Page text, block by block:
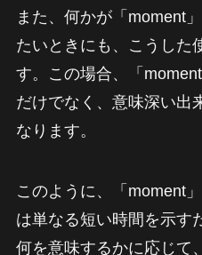
また、何かが「moment
たいときにも、こうした
す。この場合、「
だけでなく、意味深い出
なります。
このように、「moment
は単なる短い時間を示す
何を意味するかに応じて